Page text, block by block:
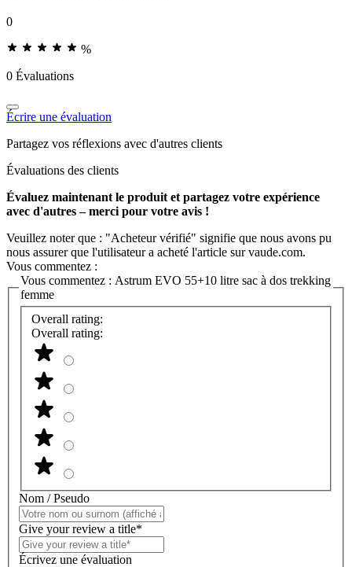
0
%
0 Évaluations
Écrire une évaluation
Partagez vos réflexions avec d'autres clients
Évaluations des clients
Évaluez maintenant le produit et partagez votre expérience
avec d'autres – merci pour votre avis !
Veuillez noter que : "Acheteur vérifié" signifie que nous avons pu
nous assurer que l'utilisateur a acheté l'article sur vaude.com.
Vous commentez :
Vous commentez : Astrum EVO 55+10 litre sac à dos trekking
femme
Overall rating:
Overall rating:
Nom / Pseudo
Give your review a title*
Écrivez une évaluation